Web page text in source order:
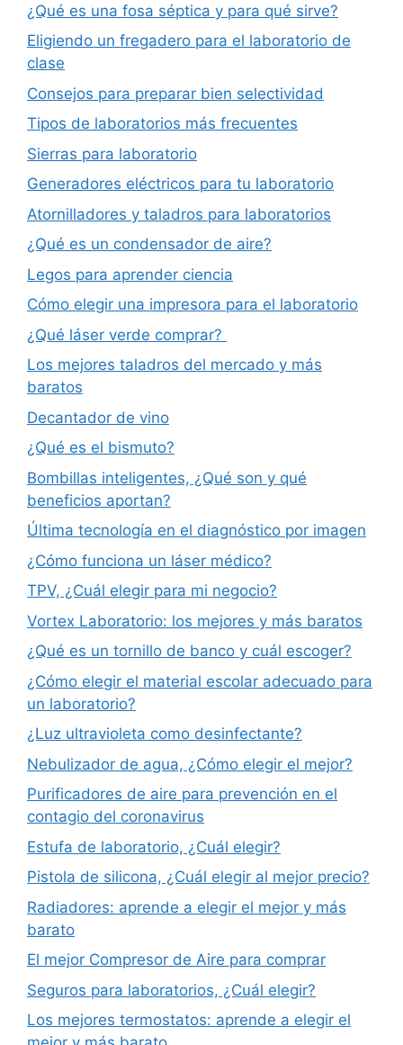
¿Qué es una fosa séptica y para qué sirve?
Eligiendo un fregadero para el laboratorio de
clase
Consejos para preparar bien selectividad
Tipos de laboratorios más frecuentes
Sierras para laboratorio
Generadores eléctricos para tu laboratorio
Atornilladores y taladros para laboratorios
¿Qué es un condensador de aire?
Legos para aprender ciencia
Cómo elegir una impresora para el laboratorio
¿Qué láser verde comprar?
Los mejores taladros del mercado y más
baratos
Decantador de vino
¿Qué es el bismuto?
Bombillas inteligentes, ¿Qué son y qué
beneficios aportan?
Última tecnología en el diagnóstico por imagen
¿Cómo funciona un láser médico?
TPV, ¿Cuál elegir para mi negocio?
Vortex Laboratorio: los mejores y más baratos
¿Qué es un tornillo de banco y cuál escoger?
¿Cómo elegir el material escolar adecuado para
un laboratorio?
¿Luz ultravioleta como desinfectante?
Nebulizador de agua, ¿Cómo elegir el mejor?
Purificadores de aire para prevención en el
contagio del coronavirus
Estufa de laboratorio, ¿Cuál elegir?
Pistola de silicona, ¿Cuál elegir al mejor precio?
Radiadores: aprende a elegir el mejor y más
barato
El mejor Compresor de Aire para comprar
Seguros para laboratorios, ¿Cuál elegir?
Los mejores termostatos: aprende a elegir el